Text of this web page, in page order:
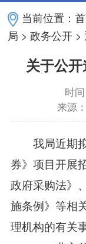
当前位置：
局 >政务公开 >
关于公
时
来源
我局近期拟
券》项目开展
政府采购法》
施条例》等相
理机构的有关